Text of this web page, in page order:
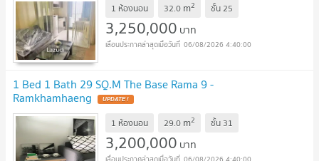
1 ห้องนอน 32.0 m2 ชั้น25
3,250,000 บาท
06/08/2026 4:40:00
1 Bed 1 Bath 29 SQ.M The Base Rama 9 -
Ramkhamhaeng UPDATE !
1 ห้องนอน 29.0 m2 ชั้น 31
3,200,000 บาท